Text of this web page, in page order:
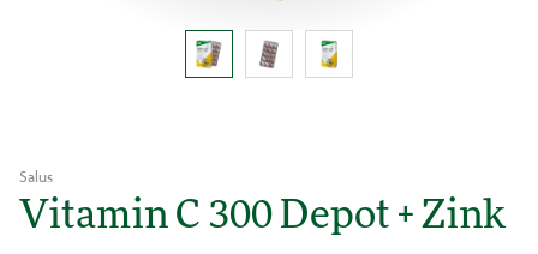
Salus
Vitamin C 300 Depot + Zink